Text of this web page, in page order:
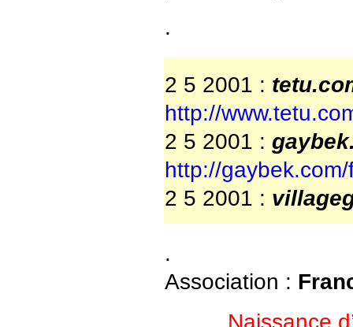
.
2 5 2001 :
http://
2 5 2001 :
http://
2 5 2001 :
.
Association :
Naissance